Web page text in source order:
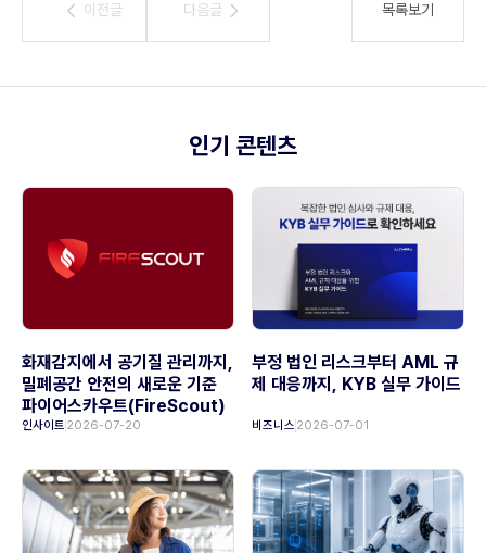
이전글
이전글 다음글
다음글 목록보기
인기 콘텐츠
화재감지에서 공기질 관리까지,
밀폐공간 안전의 새로운 기준
파이어스카우트(FireScout)
인사이트 2026-07-20
부정 법인 리스크부터 AML 규
제 대응까지, KYB 실무 가이드
비즈니스 2026-07-01